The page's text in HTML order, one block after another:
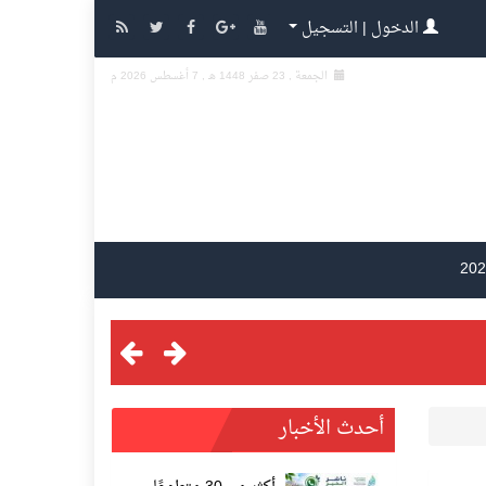
الدخول | التسجيل
الجمعة , 23 صفر 1448 هـ , 7 أغسطس 2026 م
أحدث الأخبار